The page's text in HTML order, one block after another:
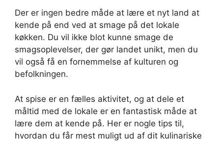
Der er ingen bedre måde at lære et nyt land at
kende på end ved at smage på det lokale
køkken. Du vil ikke blot kunne smage de
smagsoplevelser, der gør landet unikt, men du
vil også få en fornemmelse af kulturen og
befolkningen.
At spise er en fælles aktivitet, og at dele et
måltid med de lokale er en fantastisk måde at
lære dem at kende på. Her er nogle tips til,
hvordan du får mest muligt ud af dit kulinariske